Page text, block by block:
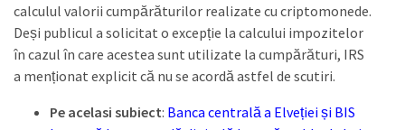
calculul valorii cumpărăturilor realizate cu criptomonede.
Deși publicul a solicitat o excepție la calcului impozitelor
în cazul în care acestea sunt utilizate la cumpărături, IRS
a menționat explicit că nu se acordă astfel de scutiri.
Pe acelasi subiect: Banca centrală a Elveției și BIS